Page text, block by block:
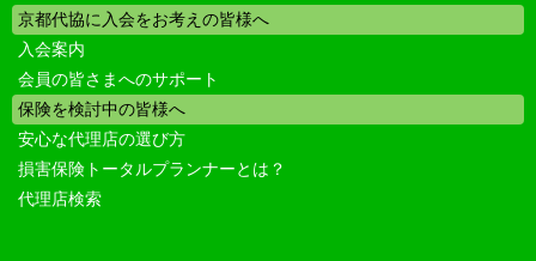
京都代協に入会をお考えの皆様へ
入会案内
会員の皆さまへのサポート
保険を検討中の皆様へ
安心な代理店の選び方
損害保険トータルプランナーとは？
代理店検索